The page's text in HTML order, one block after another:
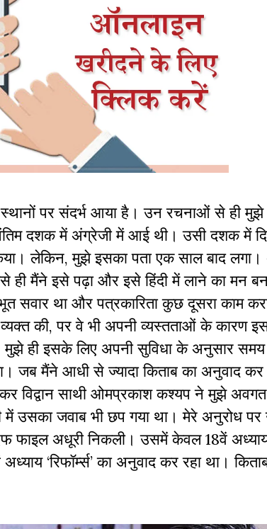
पर संदर्भ आया है। उन रचनाओं से ही
दशक में अंग्रेजी में आई थी। उसी दशक में
लेकिन,मुझे इसका पता एक साल बाद
मैंने इसे पढ़ा और इसे हिंदी में लाने का मन
सवार था और पत्रकारिता कुछ दूसरा काम
की,पर वे भी अपनी व्यस्तताओं के कारण
ही इसके लिए अपनी सुविधा के अनुसार समय
जब मैंने आधी से ज्यादा किताब का अनुवाद कर
विद्वान साथी ओमप्रकाश कश्यप ने मुझे अवगत
में उसका जवाब भी छप गया था। मेरे अनुरोध
फाइल अधूरी निकली। उसमें केवल18वें
अध्याय ‘रिफॉर्म्स’का अनुवाद कर रहा था।